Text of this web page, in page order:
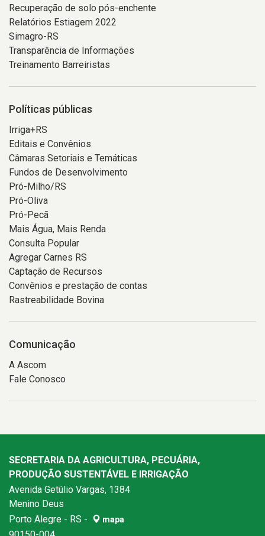
Recuperação de solo pós-enchente
Relatórios Estiagem 2022
Simagro-RS
Transparência de Informações
Treinamento Barreiristas
Políticas públicas
Irriga+RS
Editais e Convênios
Câmaras Setoriais e Temáticas
Fundos de Desenvolvimento
Pró-Milho/RS
Pró-Oliva
Pró-Pecã
Mais Água, Mais Renda
Consulta Popular
Agregar Carnes RS
Captação de Recursos
Convênios e prestação de contas
Rastreabilidade Bovina
Comunicação
A Ascom
Fale Conosco
SECRETARIA DA AGRICULTURA, PECUÁRIA,
PRODUÇÃO SUSTENTÁVEL E IRRIGAÇÃO
Avenida Getúlio Vargas, 1384
Menino Deus
Porto Alegre - RS -
mapa